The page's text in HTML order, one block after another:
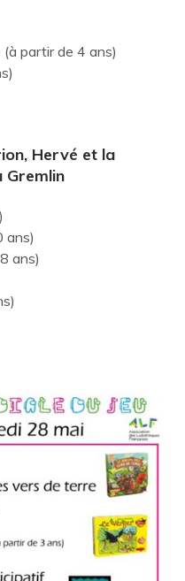
partir de 4 ans)
Hervé et la
Gremlin
ans)
ans)